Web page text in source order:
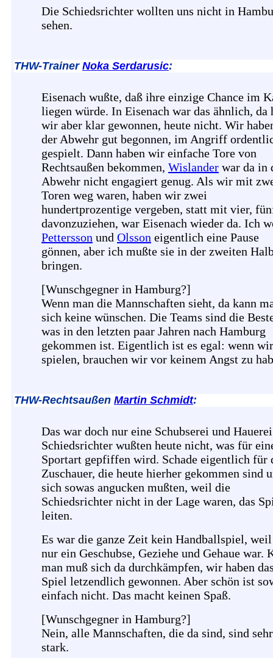
Die Schiedsrichter wollten uns nicht in
sehen.
THW-Trainer Noka Serdarusic:
Eisenach wußte, daß ihre einzige Chance im
liegen würde. In Eisenach war das ähnlich, da
wir aber klar gewonnen, heute nicht. Wir
der Abwehr gut begonnen, im Angriff
gespielt. Dann haben wir einfache Tore von
Rechtsaußen bekommen, Wislander war da in
Abwehr nicht engagiert genug. Als wir mit
Toren weg waren, haben wir zwei
hundertprozentige vergeben, statt mit vier,
davonzuziehen, war Eisenach wieder da. Ich
Pettersson und Olsson eigentlich eine Pause
gönnen, aber ich mußte sie in der zweiten
bringen.
[Wunschgegner in Hamburg?]
Wenn man die Mannschaften sieht, da kann
sich keine wünschen. Die Teams sind die
was in den letzten paar Jahren nach Hamburg
gekommen ist. Eigentlich ist es egal: wenn
spielen, brauchen wir vor keinem Angst zu
THW-Rechtsaußen Martin Schmidt:
Das war doch nur eine Schubserei und
Schiedsrichter wußten heute nicht, was für
Sportart gepfiffen wird. Schade eigentlich für
Zuschauer, die heute hierher gekommen sind
sich sowas angucken mußten, weil die
Schiedsrichter nicht in der Lage waren, das
leiten.
Es war die ganze Zeit kein Handballspiel, weil
nur ein Geschubse, Geziehe und Gehaue war.
man muß sich da durchkämpfen, wir haben
Spiel letzendlich gewonnen. Aber schön ist
einfach nicht. Das macht keinen Spaß.
[Wunschgegner in Hamburg?]
Nein, alle Mannschaften, die da sind, sind sehr
stark.